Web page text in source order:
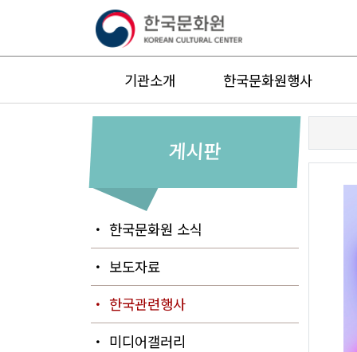
기관소개 한국문화원행사
게시판
・ 한국문화원 소식
・ 보도자료
・ 한국관련행사
・ 미디어갤러리